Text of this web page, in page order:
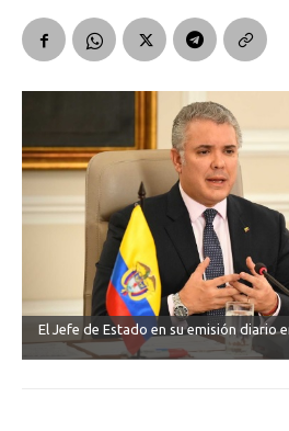
El Jefe de Estado en su emisión diario